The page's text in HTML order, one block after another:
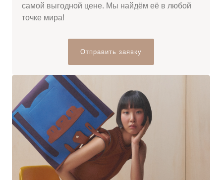
самой выгодной цене. Мы найдём её в любой
точке мира!
Отправить заявку